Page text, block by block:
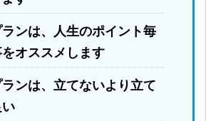
ンは、人生のポイント毎
オススメします
ンは、立てないより立て